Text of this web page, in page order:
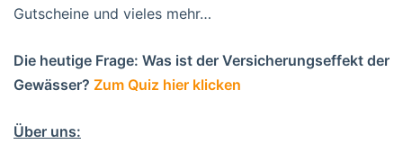
Gutscheine und vieles mehr…
Die heutige Frage: Was ist der Versicherungseffekt der
Gewässer? Zum Quiz hier klicken
Über uns: